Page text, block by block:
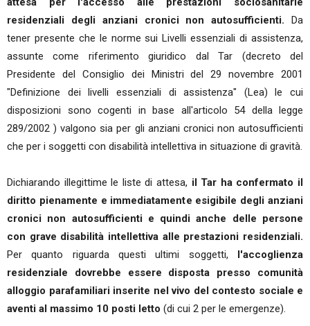
residenziali degli anziani cronici non autosufficienti. Da
tener presente che le norme sui Livelli essenziali di assistenza,
assunte come riferimento giuridico dal Tar (decreto del
Presidente del Consiglio dei Ministri del 29 novembre 2001
"Definizione dei livelli essenziali di assistenza" (Lea) le cui
disposizioni sono cogenti in base all'articolo 54 della legge
289/2002 ) valgono sia per gli anziani cronici non autosufficienti
che per i soggetti con disabilità intellettiva in situazione di gravità.
Dichiarando illegittime le liste di attesa, il Tar ha confermato il
diritto pienamente e immediatamente esigibile degli anziani
cronici non autosufficienti e quindi anche delle persone
con grave disabilità intellettiva alle prestazioni residenziali.
Per quanto riguarda questi ultimi soggetti, l'accoglienza
residenziale dovrebbe essere disposta presso comunità
alloggio parafamiliari inserite nel vivo del contesto sociale e
aventi al massimo 10 posti letto (di cui 2 per le emergenze).